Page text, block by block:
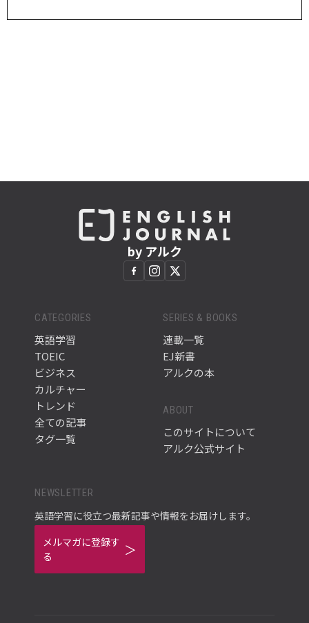
by アルク
CATEGORIES
英語学習
TOEIC
ビジネス
カルチャー
トレンド
全ての記事
タグ一覧
SERIES & BOOKS
連載一覧
EJ新書
アルクの本
ABOUT
このサイトについて
アルク公式サイト
NEWSLETTER
英語学習に役立つ最新記事や情報をお届けします。
メルマガに登録す
る